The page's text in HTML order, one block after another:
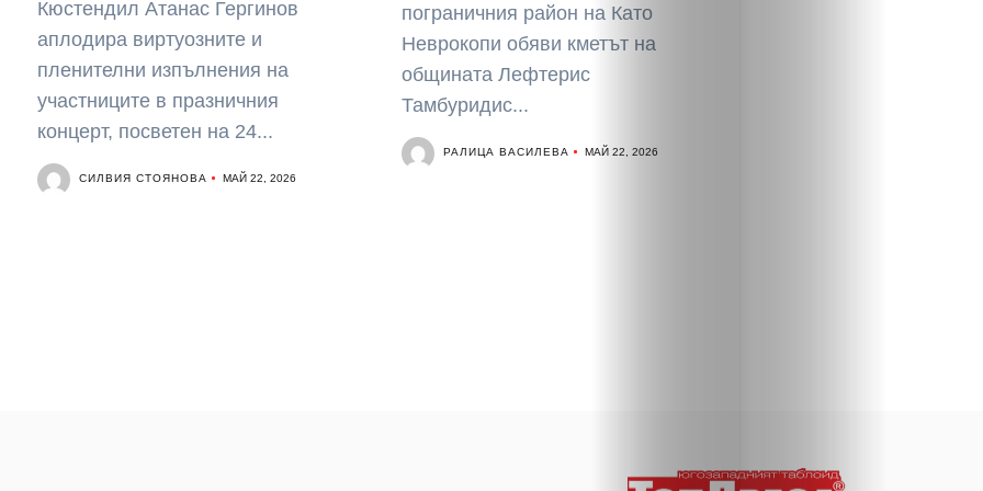
Кюстендил Атанас Гергинов
аплодира виртуозните и
пленителни изпълнения на
участниците в празничния
концерт, посветен на 24...
СИЛВИЯ СТОЯНОВА МАЙ 22, 2026
пограничния район на Като
Неврокопи обяви кметът на
общината Лефтерис
Тамбуридис...
РАЛИЦА ВАСИЛЕВА МАЙ 22, 2026